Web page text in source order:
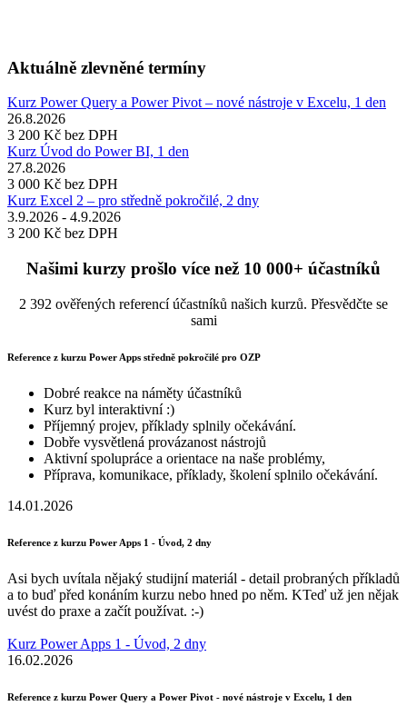
Aktuálně zlevněné termíny
Kurz Power Query a Power Pivot – nové nástroje v Excelu, 1 den
26.8.2026
3 200 Kč bez DPH
Kurz Úvod do Power BI, 1 den
27.8.2026
3 000 Kč bez DPH
Kurz Excel 2 – pro středně pokročilé, 2 dny
3.9.2026 - 4.9.2026
3 200 Kč bez DPH
Našimi kurzy prošlo více než 10 000+ účastníků
2 392 ověřených referencí účastníků našich kurzů. Přesvědčte se
sami
Reference z kurzu Power Apps středně pokročilé pro OZP
Dobré reakce na náměty účastníků
Kurz byl interaktivní :)
Příjemný projev, příklady splnily očekávání.
Dobře vysvětlená provázanost nástrojů
Aktivní spolupráce a orientace na naše problémy,
Příprava, komunikace, příklady, školení splnilo očekávání.
14.01.2026
Reference z kurzu Power Apps 1 - Úvod, 2 dny
Asi bych uvítala nějaký studijní materiál - detail probraných příkladů
a to buď před konáním kurzu nebo hned po něm. KTeď už jen nějak
uvést do praxe a začít používat. :-)
Kurz Power Apps 1 - Úvod, 2 dny
16.02.2026
Reference z kurzu Power Query a Power Pivot - nové nástroje v Excelu, 1 den